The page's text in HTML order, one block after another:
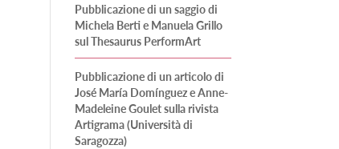
Pubblicazione di un saggio di
Michela Berti e Manuela Grillo
sul Thesaurus PerformArt
Pubblicazione di un articolo di
José María Domínguez e Anne-
Madeleine Goulet sulla rivista
Artigrama (Università di
Saragozza)